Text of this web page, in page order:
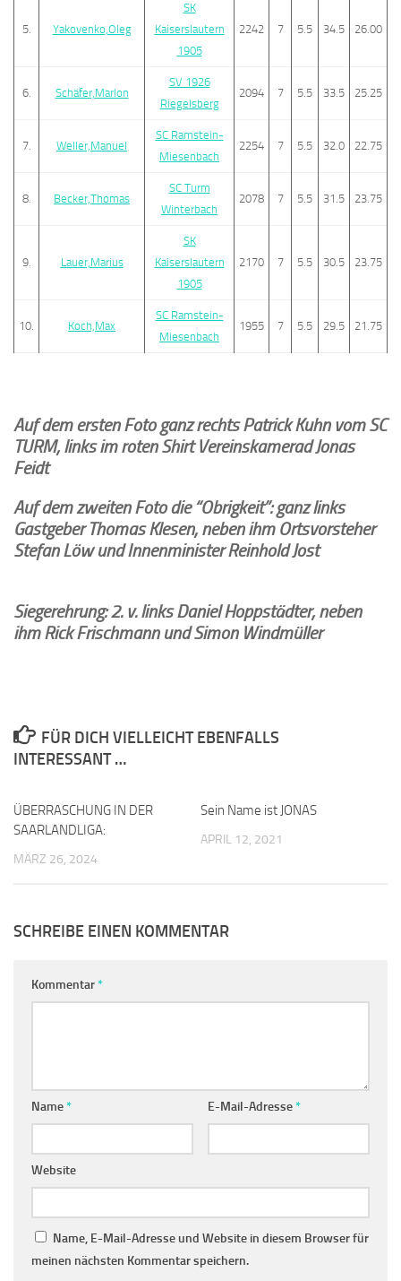
5. Yakovenko,Oleg
SK
Kaiserslautern
1905
2242 7 5.5 34.5 26.00
6. Schäfer,Marlon
SV 1926
Riegelsberg
2094 7 5.5 33.5 25.25
7. Weller,Manuel
SC Ramstein-
Miesenbach
2254 7 5.5 32.0 22.75
8. Becker,Thomas
SC Turm
Winterbach
2078 7 5.5 31.5 23.75
9. Lauer,Marius
SK
Kaiserslautern
1905
2170 7 5.5 30.5 23.75
10. Koch,Max
SC Ramstein-
Miesenbach
1955 7 5.5 29.5 21.75
Auf dem ersten Foto ganz rechts Patrick Kuhn vom SC
TURM, links im roten Shirt Vereinskamerad Jonas
Feidt
Auf dem zweiten Foto die “Obrigkeit”: ganz links
Gastgeber Thomas Klesen, neben ihm Ortsvorsteher
Stefan Löw und Innenminister Reinhold Jost
Siegerehrung: 2. v. links Daniel Hoppstädter, neben
ihm Rick Frischmann und Simon Windmüller
FÜR DICH VIELLEICHT EBENFALLS
INTERESSANT …
ÜBERRASCHUNG IN DER
SAARLANDLIGA:
MÄRZ 26, 2024
Sein Name ist JONAS
APRIL 12, 2021
SCHREIBE EINEN KOMMENTAR
Kommentar*
Name* E-Mail-Adresse*
Website
Name, E-Mail-Adresse und Website in diesem Browser für
meinen nächsten Kommentar speichern.